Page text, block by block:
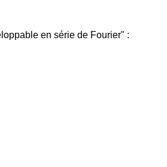
en série de Fourier" :